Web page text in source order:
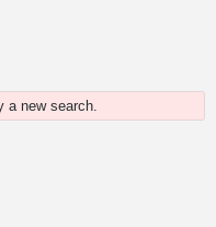
a new search.